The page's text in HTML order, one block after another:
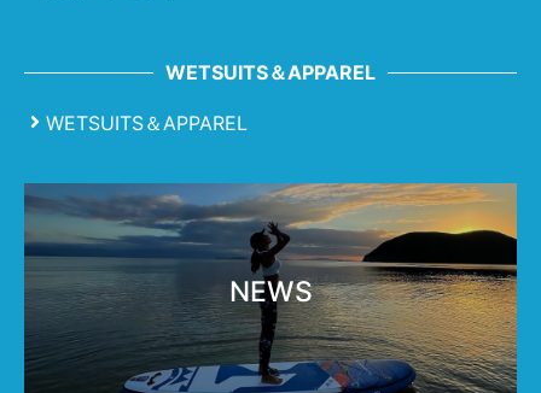
WETSUITS＆APPAREL
WETSUITS＆APPAREL
NEWS